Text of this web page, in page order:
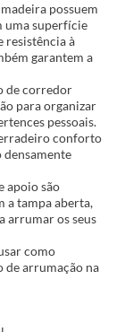
possuem
uma superfície
resistência à
garantem a
de corredor
para organizar
pessoais.
conforto
densamente
apoio são
a tampa aberta,
arrumar os seus
como
de arrumação na